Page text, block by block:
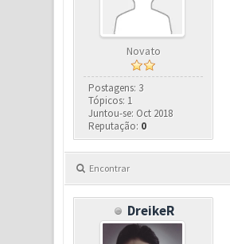
Novato
Postagens: 3
Tópicos: 1
Juntou-se: Oct 2018
Reputação: 0
Encontrar
DreikeR